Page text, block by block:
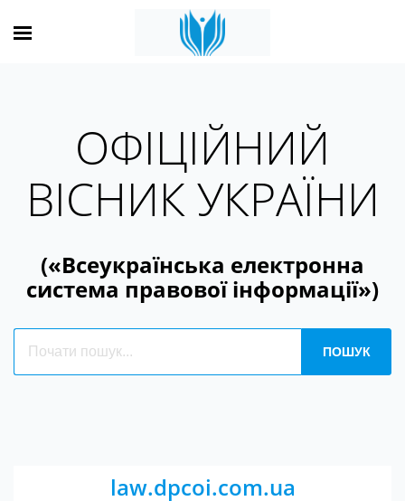
ОФІЦІЙНИЙ
ВІСНИК УКРАЇНИ
(«Всеукраїнська електронна
система правової інформації»)
law.dpcoi.com.ua